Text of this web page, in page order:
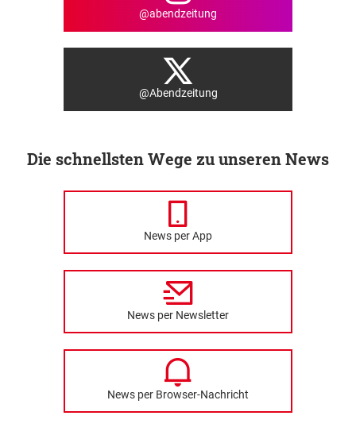
@abendzeitung
@Abendzeitung
Die schnellsten Wege zu unseren News
News per App
News per Newsletter
News per Browser-Nachricht